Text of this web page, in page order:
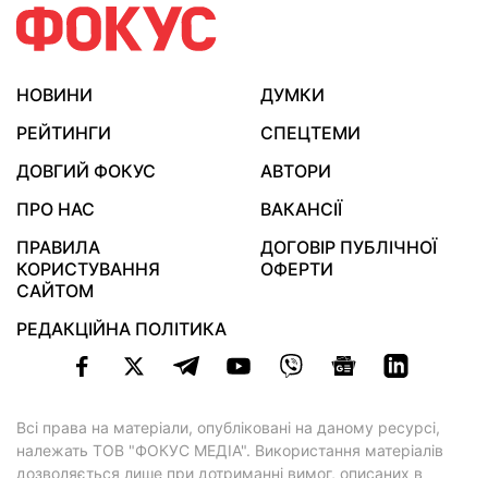
НОВИНИ
ДУМКИ
РЕЙТИНГИ
СПЕЦТЕМИ
ДОВГИЙ ФОКУС
АВТОРИ
ПРО НАС
ВАКАНСІЇ
ПРАВИЛА
КОРИСТУВАННЯ
САЙТОМ
ДОГОВІР ПУБЛІЧНОЇ
ОФЕРТИ
РЕДАКЦІЙНА ПОЛІТИКА
Всі права на матеріали, опубліковані на даному ресурсі,
належать ТОВ "ФОКУС МЕДІА". Використання матеріалів
дозволяється лише при дотриманні вимог, описаних в